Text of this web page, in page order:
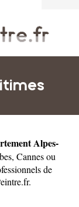
Alpes-
, Cannesou
de